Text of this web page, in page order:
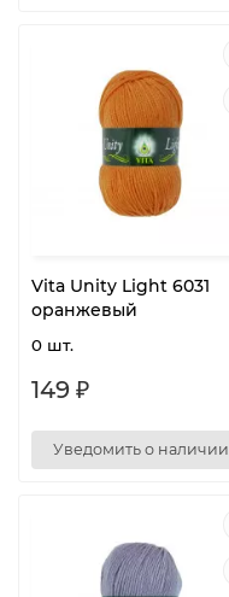
Vita Unity Light 6031
оранжевый
0 шт.
149 ₽
Уведомить о наличии